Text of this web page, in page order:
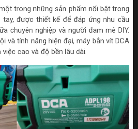
trong những sản phẩm nổi bật trong
được thiết kế để đáp ứng nhu cầu
chuyên nghiệp và người đam mê DIY.
và tính năng hiện đại, máy bắn vít DCA
cao và độ bền lâu dài.